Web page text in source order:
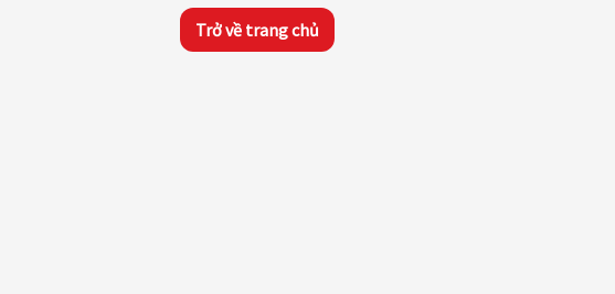
Trở về trang chủ